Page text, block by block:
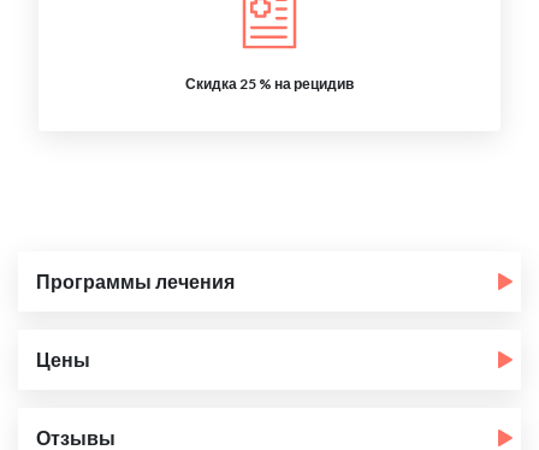
Скидка 25 % на рецидив
Программы лечения
Цены
Отзывы